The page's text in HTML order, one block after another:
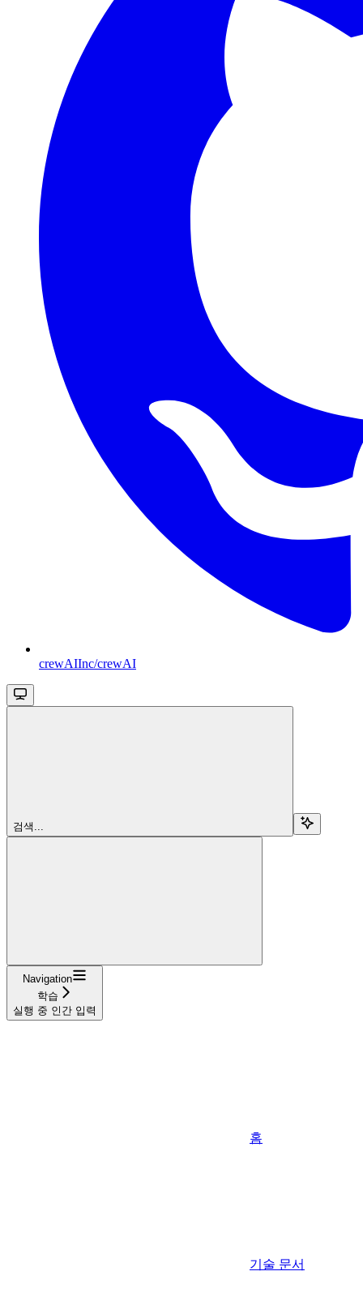
crewAIInc/crewAI
검색...
Navigation
학습
실행 중 인간 입력
홈
기술 문서